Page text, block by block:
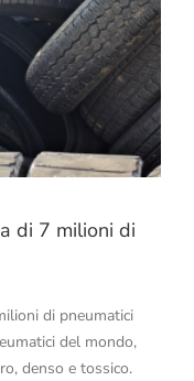
di 7 milioni di
di pneumatici
del mondo,
denso e tossico.